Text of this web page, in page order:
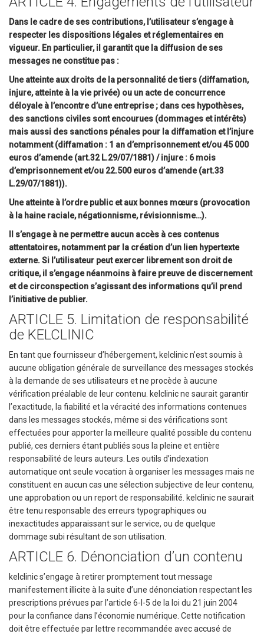
Dans le cadre de ses contributions, l’utilisateur s’engage à
respecter les dispositions légales et réglementaires en
vigueur. En particulier, il garantit que la diffusion de ses
messages ne constitue pas :
Une atteinte aux droits de la personnalité de tiers (diffamation,
injure, atteinte à la vie privée) ou un acte de concurrence
déloyale à l’encontre d’une entreprise ; dans ces hypothèses,
des sanctions civiles sont encourues (dommages et intérêts)
mais aussi des sanctions pénales pour la diffamation et l’injure
notamment (diffamation : 1 an d’emprisonnement et/ou 45 000
euros d’amende (art.32 L.29/07/1881) / injure : 6 mois
d’emprisonnement et/ou 22.500 euros d’amende (art.33
L.29/07/1881)).
Une atteinte à l’ordre public et aux bonnes mœurs (provocation
à la haine raciale, négationnisme, révisionnisme…).
Il s’engage à ne permettre aucun accès à ces contenus
attentatoires, notamment par la création d’un lien hypertexte
externe. Si l’utilisateur peut exercer librement son droit de
critique, il s’engage néanmoins à faire preuve de discernement
et de circonspection s’agissant des informations qu’il prend
l’initiative de publier.
ARTICLE 5. Limitation de responsabilité
de KELCLINIC
En tant que fournisseur d’hébergement, kelclinic n’est soumis à
aucune obligation générale de surveillance des messages stockés
à la demande de ses utilisateurs et ne procède à aucune
vérification préalable de leur contenu. kelclinic ne saurait garantir
l’exactitude, la fiabilité et la véracité des informations contenues
dans les messages stockés, même si des vérifications sont
effectuées pour apporter la meilleure qualité possible du contenu
publié, ces derniers étant publiés sous la pleine et entière
responsabilité de leurs auteurs. Les outils d’indexation
automatique ont seule vocation à organiser les messages mais ne
constituent en aucun cas une sélection subjective de leur contenu,
une approbation ou un report de responsabilité. kelclinic ne saurait
être tenu responsable des erreurs typographiques ou
inexactitudes apparaissant sur le service, ou de quelque
dommage subi résultant de son utilisation.
ARTICLE 6. Dénonciation d’un contenu
kelclinic s’engage à retirer promptement tout message
manifestement illicite à la suite d’une dénonciation respectant les
prescriptions prévues par l’article 6-I-5 de la loi du 21 juin 2004
pour la confiance dans l’économie numérique. Cette notification
doit être effectuée par lettre recommandée avec accusé de